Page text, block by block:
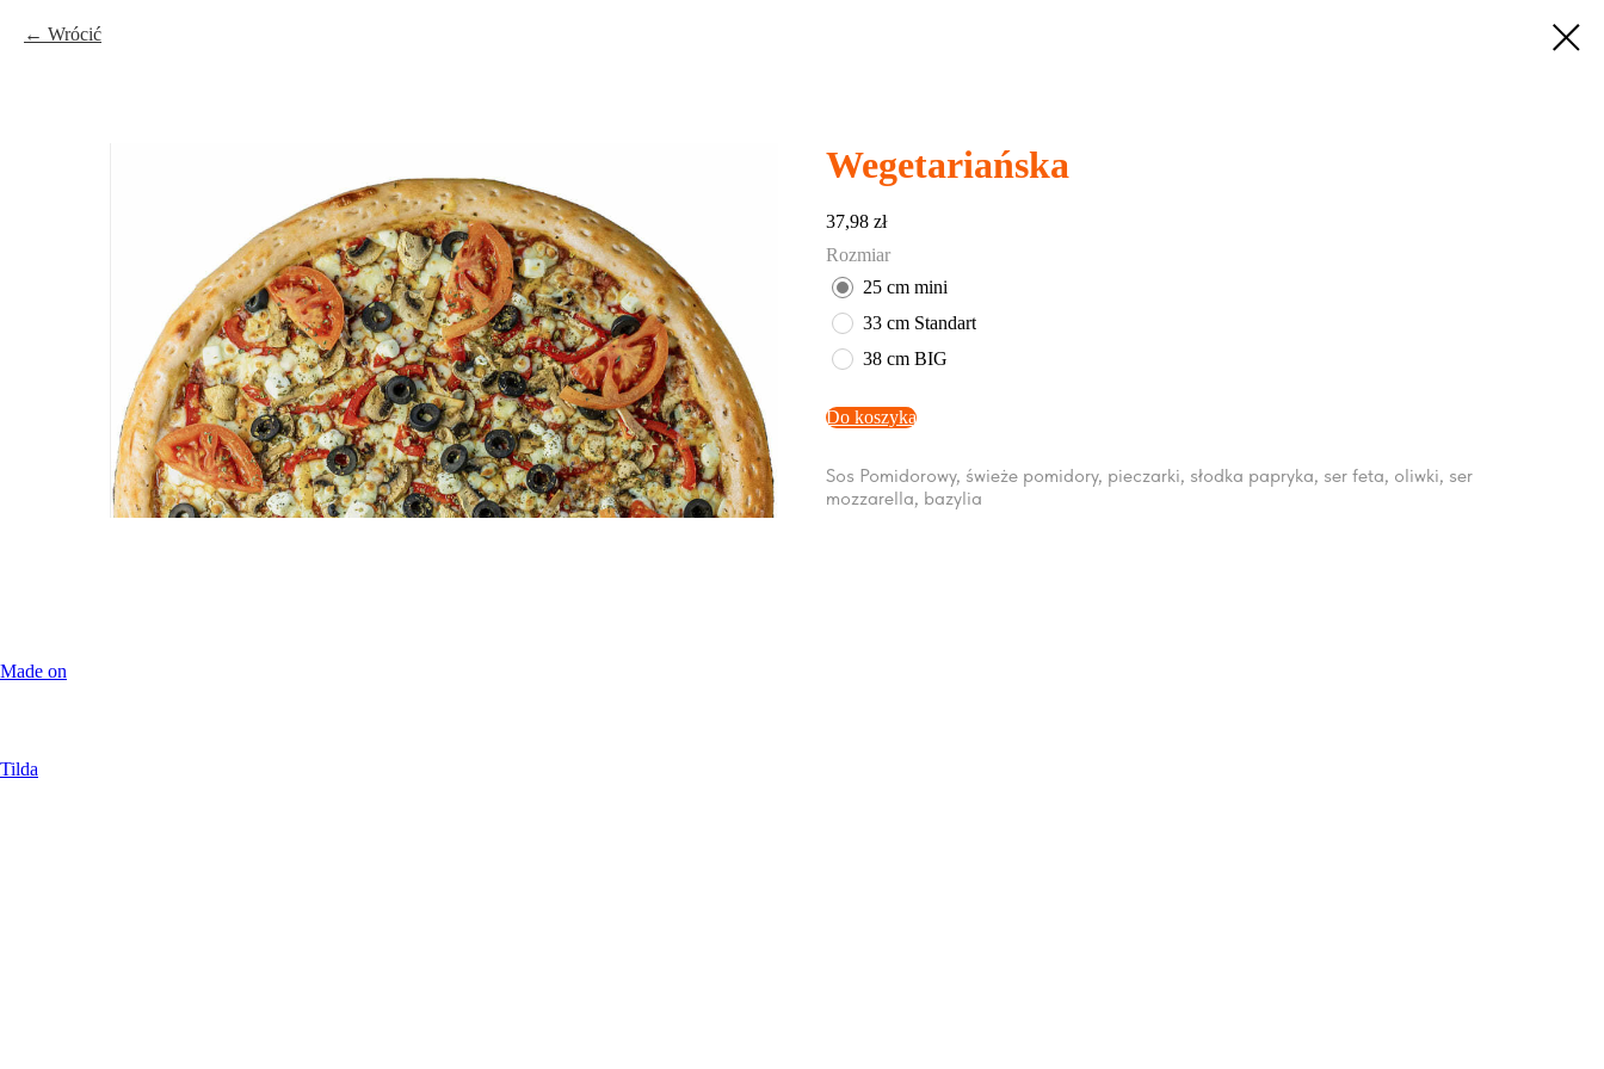
Wrócić
Wegetariańska
37,98 zł
Rozmiar
25 cm mini
33 cm Standart
38 cm BIG
Do koszyka
Sos Pomidorowy, świeże pomidory, pieczarki, słodka papryka, ser feta, oliwki, ser
mozzarella, bazylia
Made on
Tilda